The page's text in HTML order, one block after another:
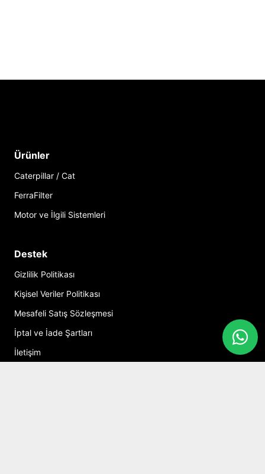
Ürünler
Caterpillar / Cat
FerraFilter
Motor ve İlgili Sistemleri
Destek
Gizlilik Politikası
Kişisel Veriler Politikası
Mesafeli Satış Sözleşmesi
İptal ve İade Şartları
İletişim